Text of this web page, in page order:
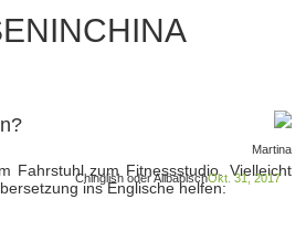
Martina
Okt. 31, 2017
Chinglish oder Alibabisch
Fahrstuhl zum Fitnessstudio. Vielleicht
ins Englische helfen: